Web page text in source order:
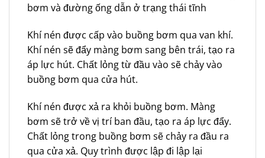
bơm và đường ống dẫn ở trạng thái tĩnh
Khí nén được cấp vào buồng bơm qua van khí.
Khí nén sẽ đẩy màng bơm sang bên trái, tạo ra
áp lực hút. Chất lỏng từ đầu vào sẽ chảy vào
buồng bơm qua cửa hút.
Khí nén được xả ra khỏi buồng bơm. Màng
bơm sẽ trở về vị trí ban đầu, tạo ra áp lực đẩy.
Chất lỏng trong buồng bơm sẽ chảy ra đầu ra
qua cửa xả. Quy trình được lập đi lập lại